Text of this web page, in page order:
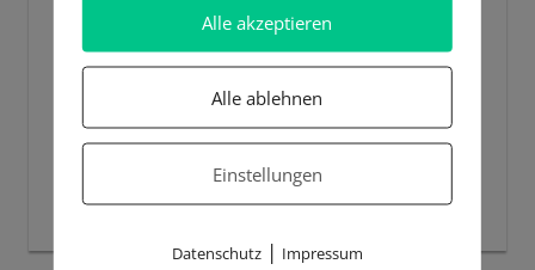
Alle akzeptieren
Alle ablehnen
Einstellungen
Datenschutz| Impressum